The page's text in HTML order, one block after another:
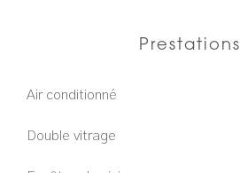
Prestations
Air conditionné
Double vitrage